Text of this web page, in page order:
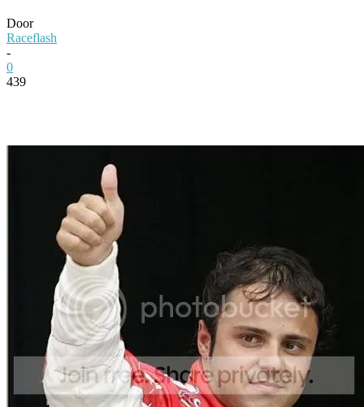
Door
Raceflash
-
0
439